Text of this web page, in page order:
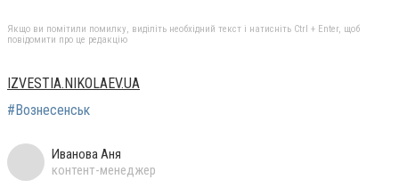
Якщо ви помітили помилку, виділіть необхідний текст і натисніть Ctrl + Enter, щоб
повідомити про це редакцію
IZVESTIA.NIKOLAEV.UA
#Вознесенськ
Иванова Аня
контент-менеджер